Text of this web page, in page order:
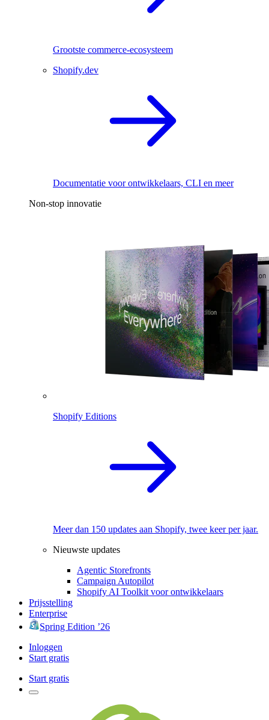
Grootste commerce-ecosysteem
Shopify.dev
Documentatie voor ontwikkelaars, CLI en meer
Non-stop innovatie
Shopify Editions
Meer dan 150 updates aan Shopify, twee keer per jaar.
Nieuwste updates
Agentic Storefronts
Campaign Autopilot
Shopify AI Toolkit voor ontwikkelaars
Prijsstelling
Enterprise
Spring Edition ’26
Inloggen
Start gratis
Start gratis